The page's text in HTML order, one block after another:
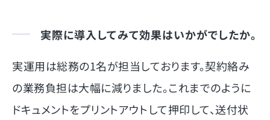
実際に導入してみて効果はいかがでしたか。
実運用は総務の1名が担当しております。契約絡み
の業務負担は大幅に減りました。これまでのように
ドキュメントをプリントアウトして押印して、送付状